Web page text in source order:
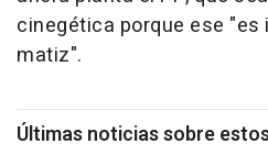
cinegética porque ese
matiz".
Últimas noticias sobre